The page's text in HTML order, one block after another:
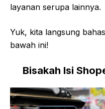
layanan serupa lainnya.
Yuk, kita langsung
bawah ini!
Bisakah Isi